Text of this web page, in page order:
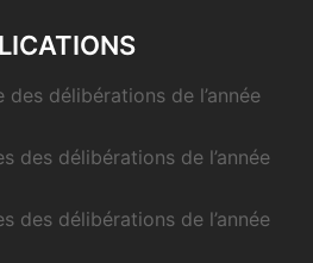
délibérations de l’année
des délibérations de l’année
des délibérations de l’année